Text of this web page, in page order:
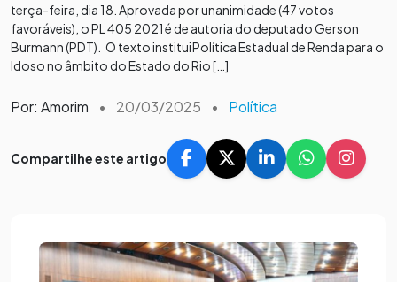
terça-feira, dia 18. Aprovada por unanimidade (47 votos
favoráveis), o PL 405 2021 é de autoria do deputado Gerson
Burmann (PDT). O texto institui Política Estadual de Renda para o
Idoso no âmbito do Estado do Rio […]
Por: Amorim • 20/03/2025 • Política
Compartilhe este artigo